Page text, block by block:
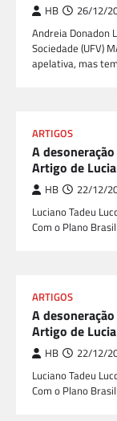
HB 26/12/
Andreia Donadon
Sociedade (UFV)
apelativa, mas
ARTIGOS
A
Artigo de
HB 22/12/
Luciano Tadeu
Com o Plano
ARTIGOS
A
Artigo de
HB 22/12/
Luciano Tadeu
Com o Plano